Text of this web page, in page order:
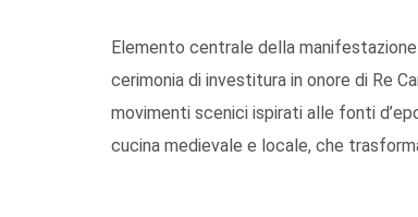
Elemento centrale della
cerimonia di investitura in onore di Re
movimenti scenici ispirati alle fonti
cucina medievale e locale, che